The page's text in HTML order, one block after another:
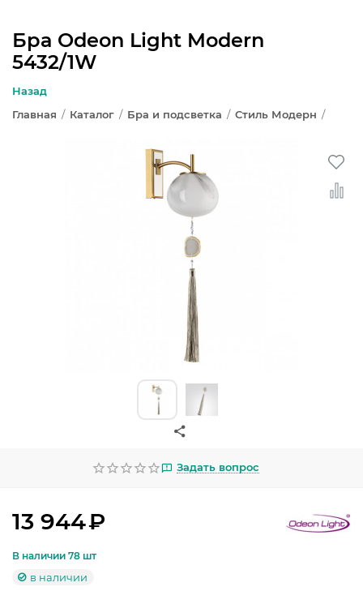
Бра Odeon Light Modern
5432/1W
Назад
Главная / Каталог / Бра и подсветка / Стиль Модерн /
Задать вопрос
13 944₽
В наличии 78 шт
в наличии
ЛЮСТРЫ
НАСТОЛЬНЫЕ ЛАМПЫ
СВЕТИЛЬНИКИ КАК В ИКЕА
ОФИСНОЕ ОСВЕЩЕНИЕ
СВЕТОДИОДНАЯ ПОДСВЕТКА
ЛАМПОЧКИ
ЭЛЕКТРОТОВАРЫ
КОМПЛЕКТУЮЩИЕ